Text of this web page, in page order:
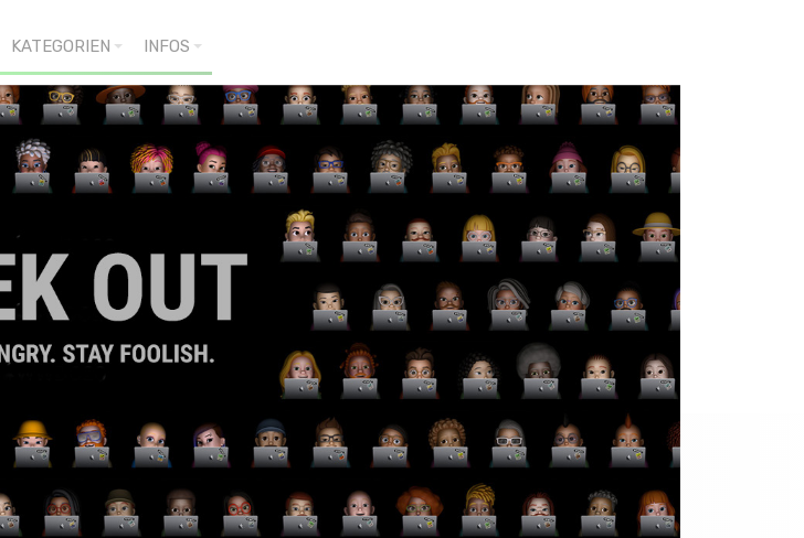
KATEGORIEN INFOS